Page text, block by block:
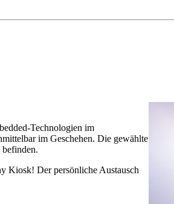
Technologien im
im Geschehen. Die gewählte
Kiosk! Der persönliche Austausch